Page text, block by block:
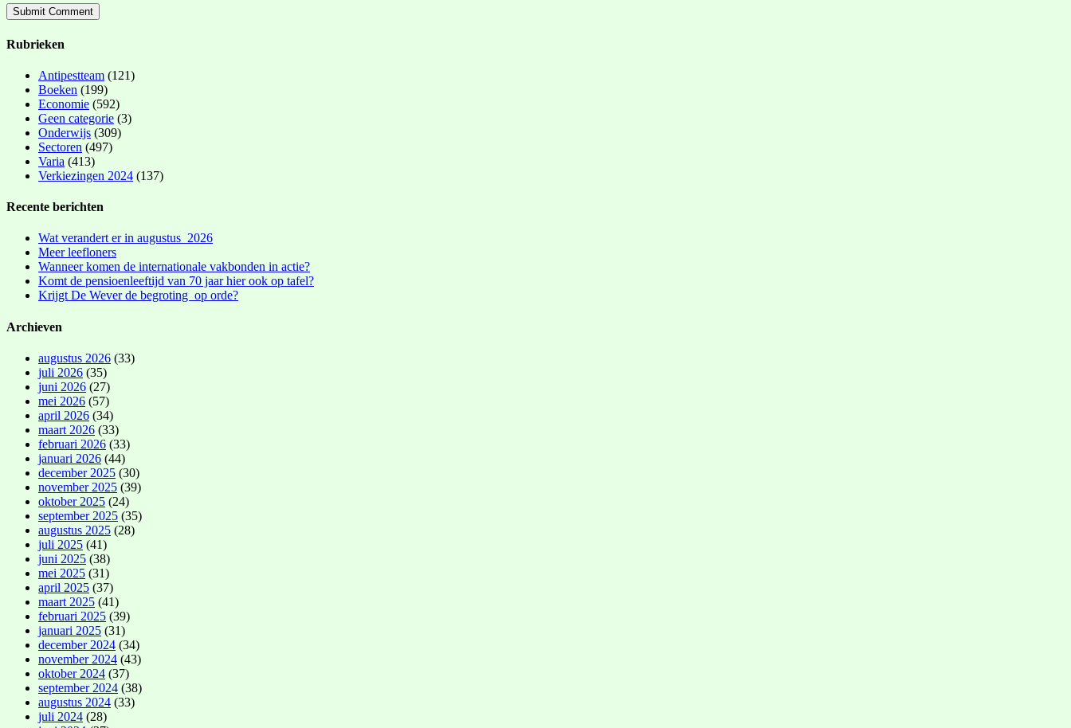
Rubrieken
Antipestteam (121)
Boeken (199)
Economie (592)
Geen categorie (3)
Onderwijs (309)
Sectoren (497)
Varia (413)
Verkiezingen 2024 (137)
Recente berichten
Wat verandert er in augustus 2026
Meer leefloners
Wanneer komen de internationale vakbonden in actie?
Komt de pensioenleeftijd van 70 jaar hier ook op tafel?
Krijgt De Wever de begroting op orde?
Archieven
augustus 2026 (33)
juli 2026 (35)
juni 2026 (27)
mei 2026 (57)
april 2026 (34)
maart 2026 (33)
februari 2026 (33)
januari 2026 (44)
december 2025 (30)
november 2025 (39)
oktober 2025 (24)
september 2025 (35)
augustus 2025 (28)
juli 2025 (41)
juni 2025 (38)
mei 2025 (31)
april 2025 (37)
maart 2025 (41)
februari 2025 (39)
januari 2025 (31)
december 2024 (34)
november 2024 (43)
oktober 2024 (37)
september 2024 (38)
augustus 2024 (33)
juli 2024 (28)